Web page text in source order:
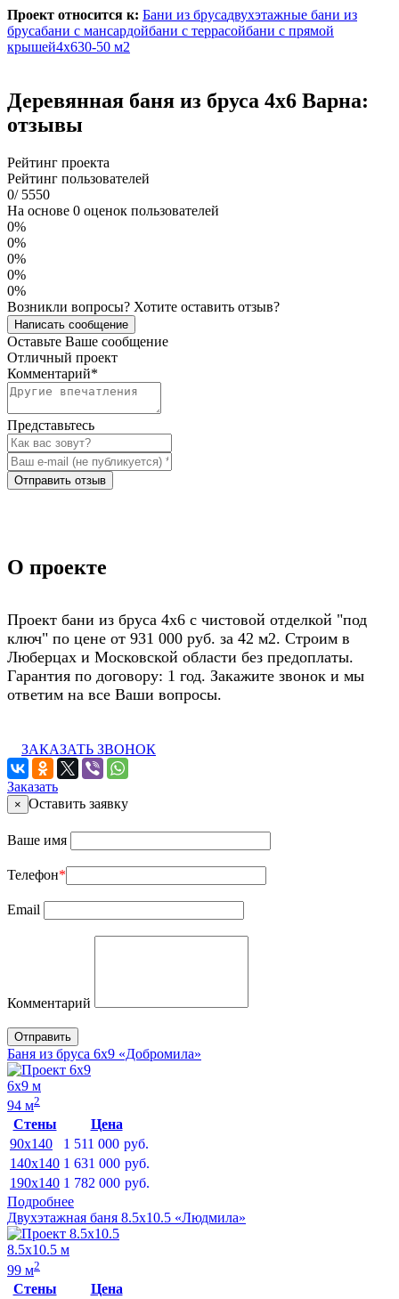
Проект относится к: Бани из брусадвухэтажные бани из
брусабани с мансардойбани с террасойбани с прямой
крышей4х630-50 м2
Деревянная баня из бруса 4х6 Варна:
отзывы
Рейтинг проекта
Рейтинг пользователей
0/5550
На основе 0 оценок пользователей
0%
0%
0%
0%
0%
Возникли вопросы? Хотите оставить отзыв?
Написать сообщение
Оставьте Ваше сообщение
Отличный проект
Комментарий*
Представьтесь
Отправить отзыв
О проекте
Проект бани из бруса 4х6 с чистовой отделкой "под
ключ" по цене от 931 000 руб. за 42 м2. Строим в
Люберцах и Московской области без предоплаты.
Гарантия по договору: 1 год. Закажите звонок и мы
ответим на все Ваши вопросы.
ЗАКАЗАТЬ ЗВОНОК
Заказать
× Оставить заявку
Ваше имя
Телефон*
Email
Комментарий
Отправить
Баня из бруса 6х9 «Добромила»
6х9 м
94 м2
Стены
Цена
90x140
1 511 000 руб.
140x140 1 631 000 руб.
190x140 1 782 000 руб.
Подробнее
Двухэтажная баня 8.5х10.5 «Людмила»
8.5х10.5 м
99 м2
Стены
Цена